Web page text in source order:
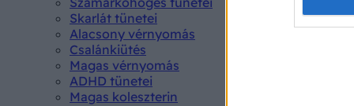
Skarlát tünetei
Alacsony vérnyomás
Csalánkiütés
Magas vérnyomás
ADHD tünetei
Magas koleszterin